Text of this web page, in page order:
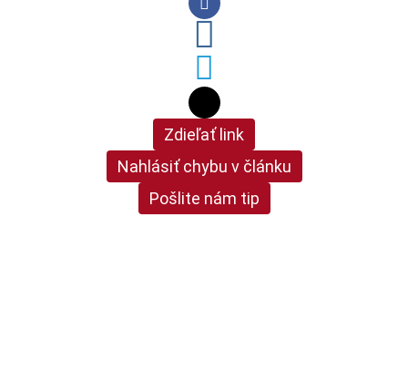
Zdieľať link
Nahlásiť chybu v článku
Pošlite nám tip